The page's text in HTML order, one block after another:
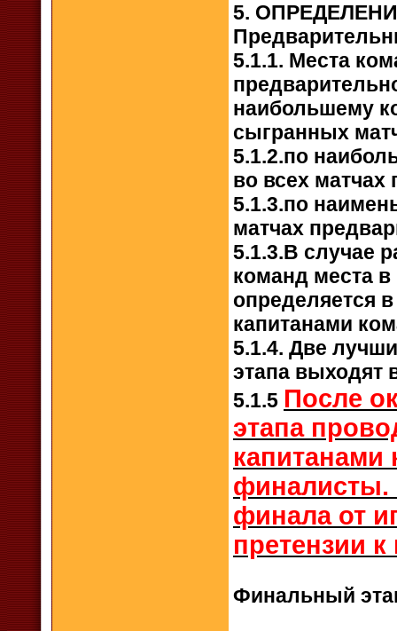
5.
5.1.1. Места
наибольшему
сыгранных
5.1.2.по
во всех матчах
5.1.3.по
матчах
5.1.3.В случае
команд места в
определяется
капитанами
5.1.4. Две
этапа выходят
5.1.5 После
этапа
финалисты.
финала от
претензии к
Финальный